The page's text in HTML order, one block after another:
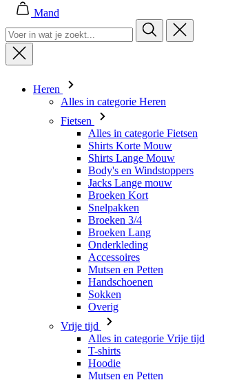
Mand
Heren
Alles in categorie Heren
Fietsen
Alles in categorie Fietsen
Shirts Korte Mouw
Shirts Lange Mouw
Body's en Windstoppers
Jacks Lange mouw
Broeken Kort
Snelpakken
Broeken 3/4
Broeken Lang
Onderkleding
Accessoires
Mutsen en Petten
Handschoenen
Sokken
Overig
Vrije tijd
Alles in categorie Vrije tijd
T-shirts
Hoodie
Mutsen en Petten